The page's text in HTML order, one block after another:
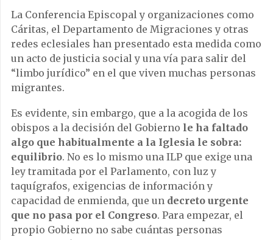
La Conferencia Episcopal y organizaciones como
Cáritas, el Departamento de Migraciones y otras
redes eclesiales han presentado esta medida como
un acto de justicia social y una vía para salir del
“limbo jurídico” en el que viven muchas personas
migrantes.
Es evidente, sin embargo, que a la acogida de los
obispos a la decisión del Gobierno le ha faltado
algo que habitualmente a la Iglesia le sobra:
equilibrio. No es lo mismo una ILP que exige una
ley tramitada por el Parlamento, con luz y
taquígrafos, exigencias de información y
capacidad de enmienda, que un decreto urgente
que no pasa por el Congreso. Para empezar, el
propio Gobierno no sabe cuántas personas